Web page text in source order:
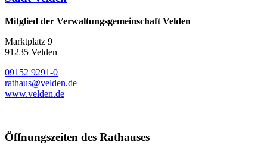
Mitglied der Verwaltungsgemeinschaft Velden
Marktplatz 9
91235 Velden
09152 9291-0
rathaus@velden.de
www.velden.de
Öffnungszeiten des Rathauses